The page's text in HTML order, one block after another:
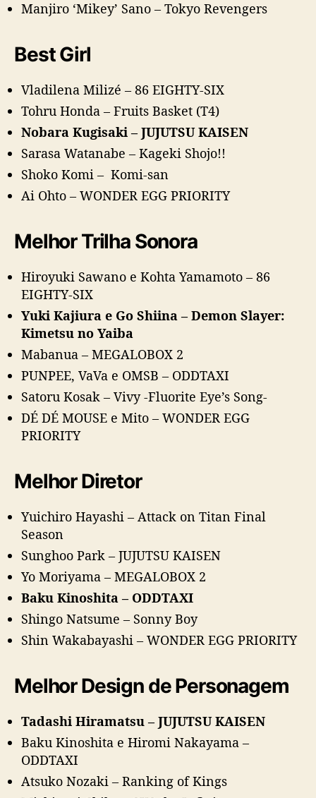
Manjiro ‘Mikey’ Sano – Tokyo Revengers
Best Girl
Vladilena Milizé – 86 EIGHTY-SIX
Tohru Honda – Fruits Basket (T4)
Nobara Kugisaki – JUJUTSU KAISEN
Sarasa Watanabe – Kageki Shojo!!
Shoko Komi – Komi-san
Ai Ohto – WONDER EGG PRIORITY
Melhor Trilha Sonora
Hiroyuki Sawano e Kohta Yamamoto – 86
EIGHTY-SIX
Yuki Kajiura e Go Shiina – Demon Slayer:
Kimetsu no Yaiba
Mabanua – MEGALOBOX 2
PUNPEE, VaVa e OMSB – ODDTAXI
Satoru Kosak – Vivy -Fluorite Eye’s Song-
DÉ DÉ MOUSE e Mito – WONDER EGG
PRIORITY
Melhor Diretor
Yuichiro Hayashi – Attack on Titan Final
Season
Sunghoo Park – JUJUTSU KAISEN
Yo Moriyama – MEGALOBOX 2
Baku Kinoshita – ODDTAXI
Shingo Natsume – Sonny Boy
Shin Wakabayashi – WONDER EGG PRIORITY
Melhor Design de Personagem
Tadashi Hiramatsu – JUJUTSU KAISEN
Baku Kinoshita e Hiromi Nakayama –
ODDTAXI
Atsuko Nozaki – Ranking of Kings